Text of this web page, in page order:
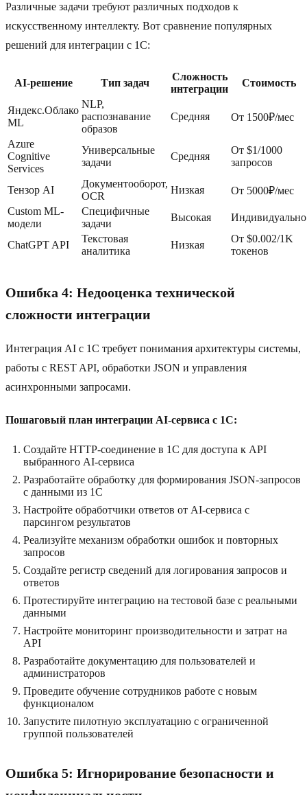
Различные задачи требуют различных подходов к
искусственному интеллекту. Вот сравнение популярных
решений для интеграции с 1C:
AI-решение Тип задач
Сложность
интеграции
Стоимость
Яндекс.Облако
ML
NLP,
распознавание
образов
Средняя От 1500₽/мес
Azure
Cognitive
Services
Универсальные
задачи
Средняя
От $1/1000
запросов
Тензор AI
Документооборот,
OCR
Низкая
От 5000₽/мес
Custom ML-
модели
Специфичные
задачи
Высокая Индивидуально
ChatGPT API
Текстовая
аналитика
Низкая
От $0.002/1K
токенов
Ошибка 4: Недооценка технической
сложности интеграции
Интеграция AI с 1C требует понимания архитектуры системы,
работы с REST API, обработки JSON и управления
асинхронными запросами.
Пошаговый план интеграции AI-сервиса с 1C:
Создайте HTTP-соединение в 1C для доступа к API
выбранного AI-сервиса
Разработайте обработку для формирования JSON-запросов
с данными из 1C
Настройте обработчики ответов от AI-сервиса с
парсингом результатов
Реализуйте механизм обработки ошибок и повторных
запросов
Создайте регистр сведений для логирования запросов и
ответов
Протестируйте интеграцию на тестовой базе с реальными
данными
Настройте мониторинг производительности и затрат на
API
Разработайте документацию для пользователей и
администраторов
Проведите обучение сотрудников работе с новым
функционалом
Запустите пилотную эксплуатацию с ограниченной
группой пользователей
Ошибка 5: Игнорирование безопасности и